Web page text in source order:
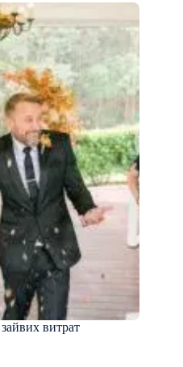
зайвих витрат